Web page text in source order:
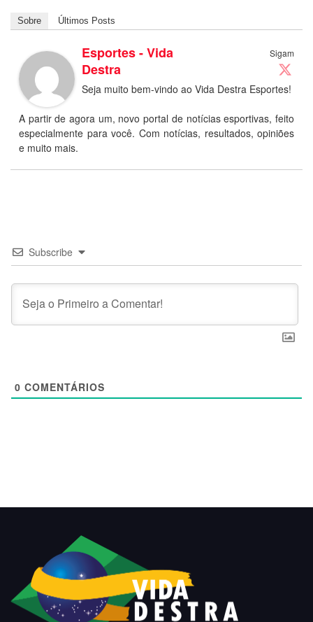
Sobre Últimos Posts
Sigam
Esportes - Vida
Destra
Seja muito bem-vindo ao Vida Destra Esportes!
A partir de agora um, novo portal de notícias esportivas, feito
especialmente para você. Com notícias, resultados, opiniões
e muito mais.
Subscribe
0 COMENTÁRIOS